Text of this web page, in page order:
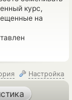
курс,
на
Настройка